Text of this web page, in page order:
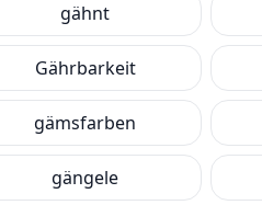
gähnt
Gährbarkeit
gämsfarben
gängele